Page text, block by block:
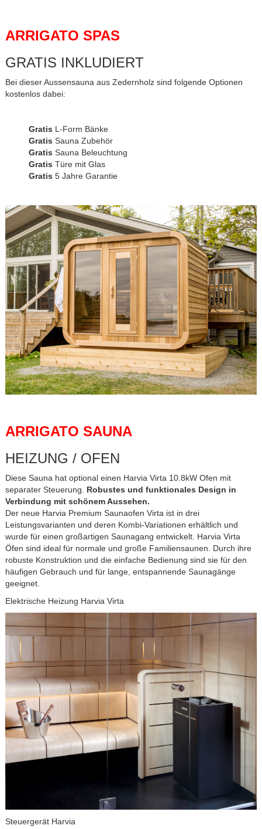
ARRIGATO SPAS
GRATIS INKLUDIERT
Bei dieser Aussensauna aus Zedernholz sind folgende Optionen
kostenlos dabei:
Gratis L-Form Bänke
Gratis Sauna Zubehör
Gratis Sauna Beleuchtung
Gratis Türe mit Glas
Gratis 5 Jahre Garantie
ARRIGATO SAUNA
HEIZUNG / OFEN
Diese Sauna hat optional einen Harvia Virta 10.8kW Ofen mit
separater Steuerung. Robustes und funktionales Design in
Verbindung mit schönem Aussehen.
Der neue Harvia Premium Saunaofen Virta ist in drei
Leistungsvarianten und deren Kombi-Variationen erhältlich und
wurde für einen großartigen Saunagang entwickelt. Harvia Virta
Öfen sind ideal für normale und große Familiensaunen. Durch ihre
robuste Konstruktion und die einfache Bedienung sind sie für den
häufigen Gebrauch und für lange, entspannende Saunagänge
geeignet.
Elektrische Heizung Harvia Virta
Steuergerät Harvia